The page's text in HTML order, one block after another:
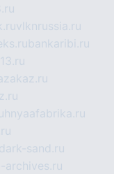
vlknrussia.ru
bankaribi.ru
dark-sand.ru
archives.ru